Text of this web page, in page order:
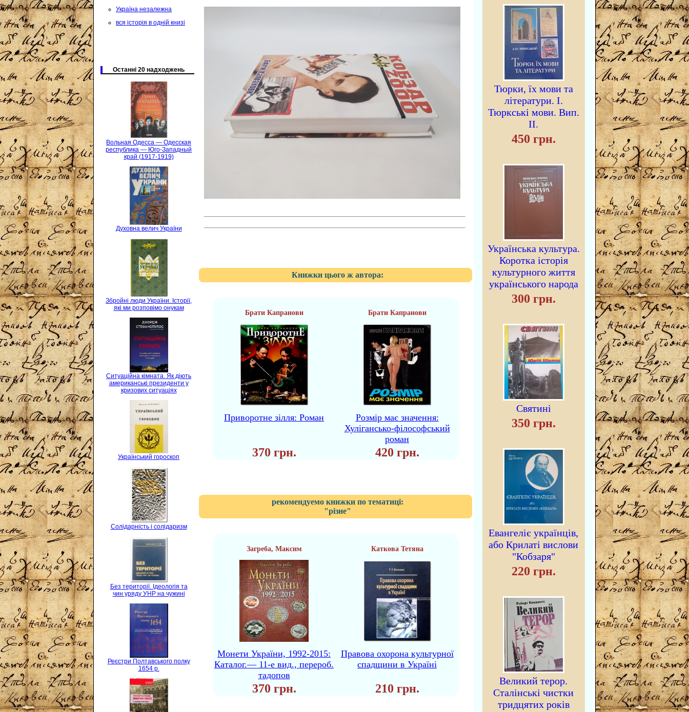
Україна незалежна
вся історія в одній книзі
Останні 20 надходжень
Вольная Одесса — Одесская
республика — Юго-Западный
край (1917-1919)
Духовна велич України
Збройні люди України. Історії,
які ми розповімо онукам
Ситуаційна кімната. Як діють
американські президенти у
кризових ситуаціях
Український гороскоп
Солідарність і солідаризм
Без території. Ідеологія та
чин уряду УНР на чужині
Реєстри Полтавського полку
1654 р.
Книжки цього ж автора:
Брати Капранови Брати Капранови
Приворотне зілля: Роман
Розмір має значення:
Хулігансько-філософський
роман
370 грн. 420 грн.
рекомендуемо книжки по тематиці:
"різне"
Загреба, Максим Каткова Тетяна
Монети України, 1992-2015:
Каталог.— 11-е вид., перероб.
тадопов
Правова охорона культурної
спадщини в Україні
370 грн. 210 грн.
Тюрки, їх мови та
літератури. I.
Тюркські мови. Вип.
II.
450 грн.
Українська культура.
Коротка історія
культурного життя
українського народа
300 грн.
Святині
350 грн.
Евангеліє українців,
або Крилаті вислови
"Кобзаря"
220 грн.
Великий терор.
Сталінські чистки
тридцятих років